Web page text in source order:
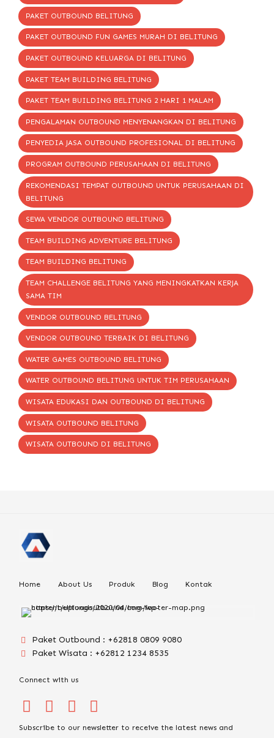
PAKET OUTBOUND BELITUNG
PAKET OUTBOUND FUN GAMES MURAH DI BELITUNG
PAKET OUTBOUND KELUARGA DI BELITUNG
PAKET TEAM BUILDING BELITUNG
PAKET TEAM BUILDING BELITUNG 2 HARI 1 MALAM
PENGALAMAN OUTBOUND MENYENANGKAN DI BELITUNG
PENYEDIA JASA OUTBOUND PROFESIONAL DI BELITUNG
PROGRAM OUTBOUND PERUSAHAAN DI BELITUNG
REKOMENDASI TEMPAT OUTBOUND UNTUK PERUSAHAAN DI
BELITUNG
SEWA VENDOR OUTBOUND BELITUNG
TEAM BUILDING ADVENTURE BELITUNG
TEAM BUILDING BELITUNG
TEAM CHALLENGE BELITUNG YANG MENINGKATKAN KERJA
SAMA TIM
VENDOR OUTBOUND BELITUNG
VENDOR OUTBOUND TERBAIK DI BELITUNG
WATER GAMES OUTBOUND BELITUNG
WATER OUTBOUND BELITUNG UNTUK TIM PERUSAHAAN
WISATA EDUKASI DAN OUTBOUND DI BELITUNG
WISATA OUTBOUND BELITUNG
WISATA OUTBOUND DI BELITUNG
Home About Us Produk Blog Kontak
Paket Outbound : +62818 0809 9080
Paket Wisata : +62812 1234 8535
Connect with us
Subscribe to our newsletter to receive the latest news and